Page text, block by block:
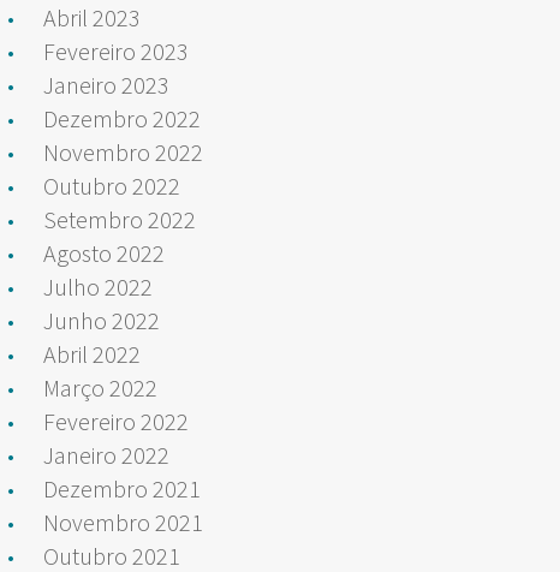
Abril 2023
Fevereiro 2023
Janeiro 2023
Dezembro 2022
Novembro 2022
Outubro 2022
Setembro 2022
Agosto 2022
Julho 2022
Junho 2022
Abril 2022
Março 2022
Fevereiro 2022
Janeiro 2022
Dezembro 2021
Novembro 2021
Outubro 2021